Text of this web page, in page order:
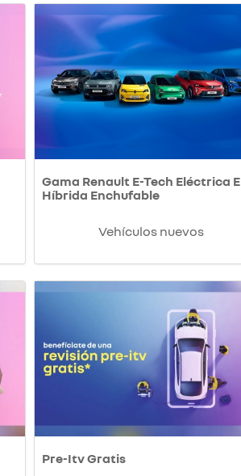
Gama Renault E-Tech Eléctrica E
Híbrida Enchufable
Vehículos nuevos
Pre-Itv Gratis